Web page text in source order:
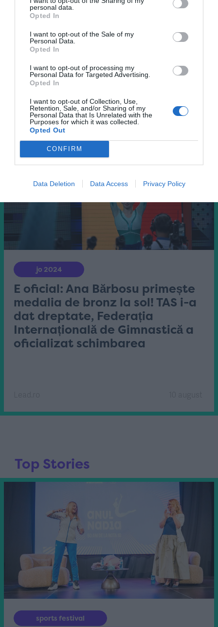
personal data.
Opted In
I want to opt-out of the Sale of my
Personal Data.
Opted In
I want to opt-out of processing my
Personal Data for Targeted Advertising.
Opted In
I want to opt-out of Collection, Use,
Retention, Sale, and/or Sharing of my
Personal Data that Is Unrelated with the
Purposes for which it was collected.
Opted Out
CONFIRM
Data Deletion Data Access Privacy Policy
Mansardă cu vedere spre Jocuri:
note despre pisici, camaraderie
și arene contopite cu Parisul
Ciprian Rus 25 august
jo 2024
E oficial: Ana Bărbosu primește
medalia de bronz la sol! TAS i-a
dat dreptate, Federația
Internațională de Gimnastică a
oficializat schimbarea
Top Stories
sports festival